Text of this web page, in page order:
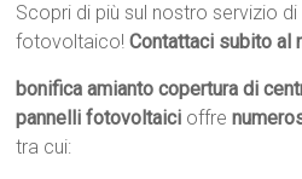
Scopri di più sul nostro servizio
fotovoltaico!Contattaci subito al
bonifica amianto copertura di
pannelli fotovoltaici offre
tra cui: